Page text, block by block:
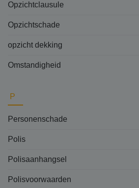
Opzichtclausule
Opzichtschade
opzicht dekking
Omstandigheid
P
Personenschade
Polis
Polisaanhangsel
Polisvoorwaarden